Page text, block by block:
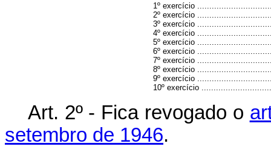
1º exercício
2º exercício
3º exercício
4º exercício
5º exercício
6º exercício
7º exercício
8º exercício
9º exercício
10º exercício
Art. 2º - Fica revogado o
setembro de 1946.